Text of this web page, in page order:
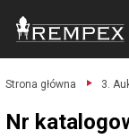
Strona główna 3.
Nr